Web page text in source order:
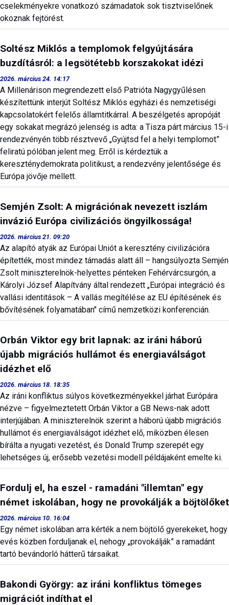
cselekményekre vonatkozó számadatok sok tisztviselőnek
okoznak fejtörést.
Soltész Miklós a templomok felgyújtására
buzdításról: a legsötétebb korszakokat idézi
2026. március 24. 14:17
A Millenárison megrendezett első Patrióta Nagygyűlésen
készítettünk interjút Soltész Miklós egyházi és nemzetiségi
kapcsolatokért felelős államtitkárral. A beszélgetés apropóját
egy sokakat megrázó jelenség is adta: a Tisza párt március 15-i
rendezvényén több résztvevő „Gyújtsd fel a helyi templomot”
feliratú pólóban jelent meg. Erről is kérdeztük a
kereszténydemokrata politikust, a rendezvény jelentősége és
Európa jövője mellett.
Semjén Zsolt: A migrációnak nevezett iszlám
invázió Európa civilizációs öngyilkossága!
2026. március 21. 09:20
Az alapító atyák az Európai Uniót a keresztény civilizációra
építették, most mindez támadás alatt áll – hangsúlyozta Semjén
Zsolt miniszterelnök-helyettes pénteken Fehérvárcsurgón, a
Károlyi József Alapítvány által rendezett „Európai integráció és
vallási identitások – A vallás megítélése az EU építésének és
bővítésének folyamatában" című nemzetközi konferencián.
Orbán Viktor egy brit lapnak: az iráni háború
újabb migrációs hullámot és energiaválságot
idézhet elő
2026. március 18. 18:35
Az iráni konfliktus súlyos következményekkel járhat Európára
nézve – figyelmeztetett Orbán Viktor a GB News-nak adott
interjújában. A miniszterelnök szerint a háború újabb migrációs
hullámot és energiaválságot idézhet elő, miközben élesen
bírálta a nyugati vezetést, és Donald Trump szerepét egy
lehetséges új, erősebb vezetési modell példájaként emelte ki.
Fordulj el, ha eszel - ramadáni "illemtan" egy
német iskolában, hogy ne provokálják a böjtölőket
2026. március 10. 16:04
Egy német iskolában arra kérték a nem böjtölő gyerekeket, hogy
evés közben forduljanak el, nehogy „provokálják” a ramadánt
tartó bevándorló hátterű társaikat.
Bakondi György: az iráni konfliktus tömeges
migrációt indíthat el